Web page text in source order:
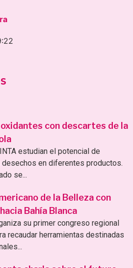
con descartes de la
estudian el potencial de
en diferentes productos.
se...
de la Belleza con
Bahía Blanca
su primer congreso regional
recaudar herramientas destinadas